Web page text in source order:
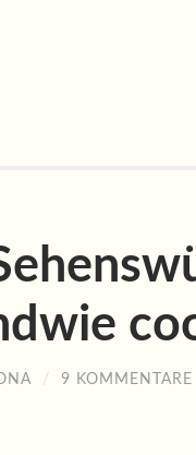
/ 9 KOMMENTARE